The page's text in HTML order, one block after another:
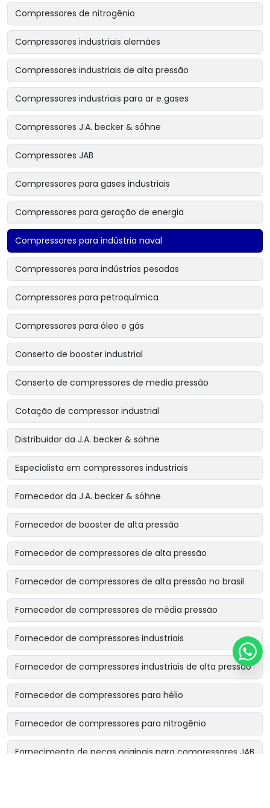
Compressores de nitrogênio
Compressores industriais alemães
Compressores industriais de alta pressão
Compressores industriais para ar e gases
Compressores J.A. becker & söhne
Compressores JAB
Compressores para gases industriais
Compressores para geração de energia
Compressores para indústria naval
Compressores para indústrias pesadas
Compressores para petroquímica
Compressores para óleo e gás
Conserto de booster industrial
Conserto de compressores de media pressão
Cotação de compressor industrial
Distribuidor da J.A. becker & söhne
Especialista em compressores industriais
Fornecedor da J.A. becker & söhne
Fornecedor de booster de alta pressão
Fornecedor de compressores de alta pressão
Fornecedor de compressores de alta pressão no brasil
Fornecedor de compressores de média pressão
Fornecedor de compressores industriais
Fornecedor de compressores industriais de alta pressão
Fornecedor de compressores para hélio
Fornecedor de compressores para nitrogênio
Fornecimento de peças originais para compressores JAB